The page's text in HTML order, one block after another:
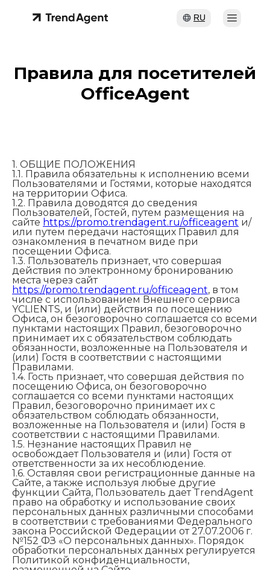
RU
Правила для посетителей
OfficeAgent
1. ОБЩИЕ ПОЛОЖЕНИЯ
1.1. Правила обязательны к исполнению всеми
Пользователями и Гостями, которые находятся
на территории Офиса.
1.2. Правила доводятся до сведения
Пользователей, Гостей, путем размещения на
сайте https://promo.trendagent.ru/officeagent и/
или путем передачи настоящих Правил для
ознакомления в печатном виде при
посещении Офиса.
1.3. Пользователь признает, что совершая
действия по электронному бронированию
места через сайт
https://promo.trendagent.ru/officeagent, в том
числе с использованием Внешнего сервиса
YCLIENTS, и (или) действия по посещению
Офиса, он безоговорочно соглашается со всеми
пунктами настоящих Правил, безоговорочно
принимает их с обязательством соблюдать
обязанности, возложенные на Пользователя и
(или) Гостя в соответствии с настоящими
Правилами.
1.4. Гость признает, что совершая действия по
посещению Офиса, он безоговорочно
соглашается со всеми пунктами настоящих
Правил, безоговорочно принимает их с
обязательством соблюдать обязанности,
возложенные на Пользователя и (или) Гостя в
соответствии с настоящими Правилами.
1.5. Незнание настоящих Правил не
освобождает Пользователя и (или) Гостя от
ответственности за их несоблюдение.
1.6. Оставляя свои регистрационные данные на
Сайте, а также используя любые другие
функции Сайта, Пользователь дает TrendAgent
право на обработку и использование своих
персональных данных различными способами
в соответствии с требованиями Федерального
закона Российской Федерации от 27.07.2006 г.
№152 ФЗ «О персональных данных». Порядок
обработки персональных данных регулируется
Политикой конфиденциальности,